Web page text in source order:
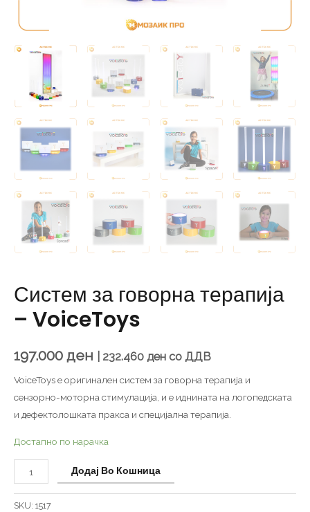
Систем за говорна терапија
– VoiceToys
197.000 ден 232.460 ден со ДДВ
VoiceToys е оригинален систем за говорна терапија и
сензорно-моторна стимулација, и е иднината на логопедската
и дефектолошката пракса и специјална терапија.
Достапно по нарачка
Додај Во Кошница
SKU: 1517